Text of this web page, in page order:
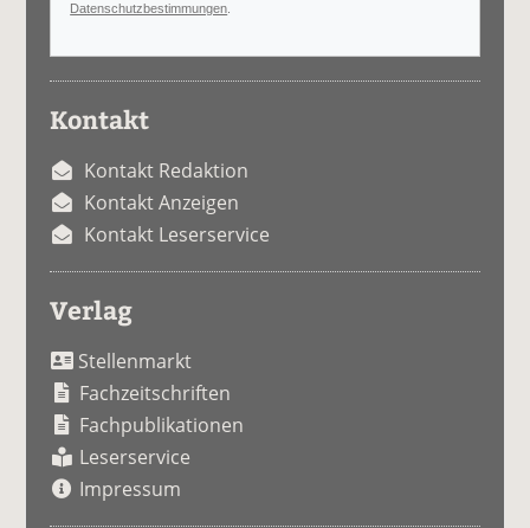
Datenschutzbestimmungen
Kontakt
Kontakt Redaktion
Kontakt Anzeigen
Kontakt Leserservice
Verlag
Stellenmarkt
Fachzeitschriften
Fachpublikationen
Leserservice
Impressum